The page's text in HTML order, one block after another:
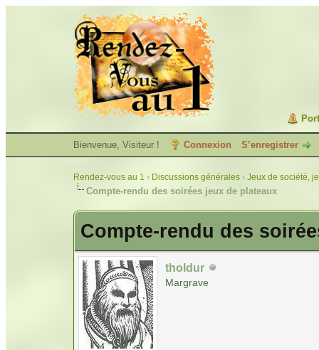
Bienvenue, Visiteur ! Connexion S’enregistrer
Rendez-vous au 1 › Discussions générales › Jeux de société,
Compte-rendu des soirées jeux de plateaux
Compte-rendu des
tholdur
Margrave